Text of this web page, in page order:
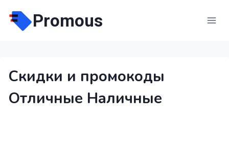
содержимому
Promous
Скидки и промокоды
Отличные Наличные